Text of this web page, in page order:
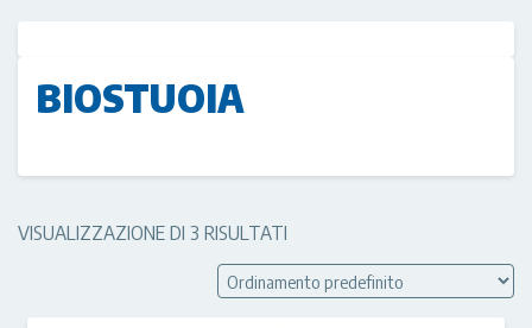
BIOSTUOIA
VISUALIZZAZIONE DI 3 RISULTATI